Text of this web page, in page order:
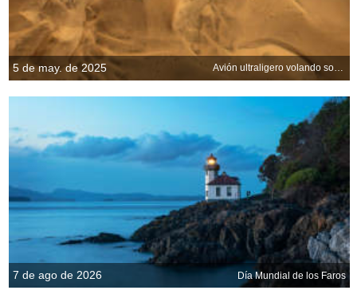
5 de may. de 2025 Avión ultraligero volando sobre las arenas de Namibia
7 de ago de 2026 Día Mundial de los Faros